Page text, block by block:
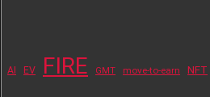
AI EV FIRE GMT move-to-earn NFT